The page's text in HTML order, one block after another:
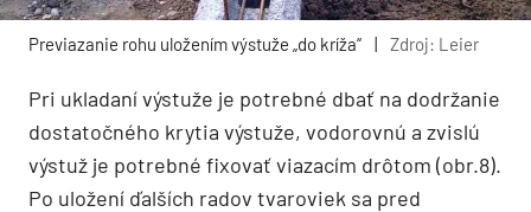
Previazanie rohu uložením výstuže „do kríža“ | Zdroj: Leier
Pri ukladaní výstuže je potrebné dbať na dodržanie
dostatočného krytia výstuže, vodorovnú a zvislú
výstuž je potrebné fixovať viazacím drôtom (obr.8).
Po uložení ďalších radov tvaroviek sa pred